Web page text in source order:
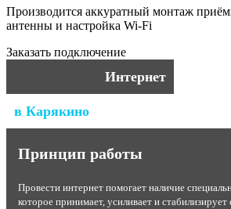
Производится аккуратный монтаж
антенны и настройка Wi-Fi
Заказать подключение
Интернет
в Карякино
Принцип работы
Провести интернет помогает наличие
которое принимает, усиливает и